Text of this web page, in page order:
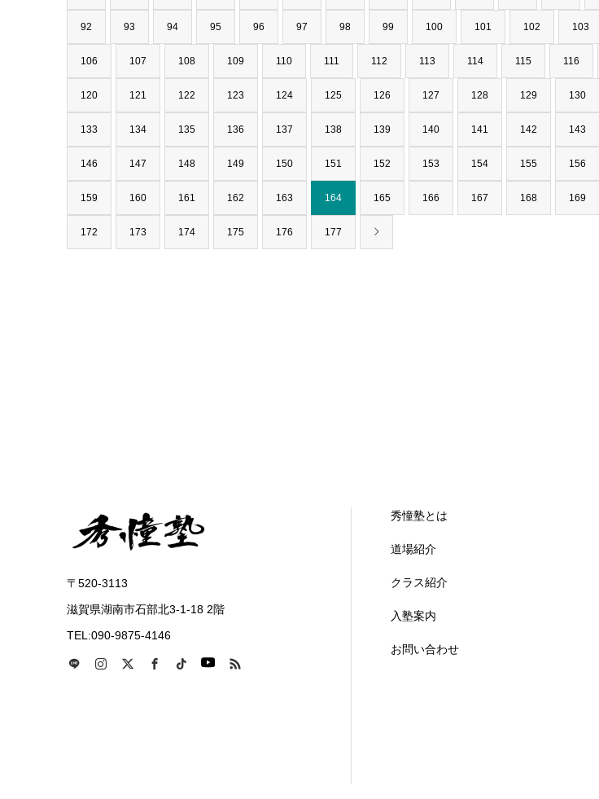
92 93 94 95 96 97 98 99 100 101 102 103
106 107 108 109 110 111 112 113 114 115 116
120 121 122 123 124 125 126 127 128 129 130
133 134 135 136 137 138 139 140 141 142 143
146 147 148 149 150 151 152 153 154 155 156
159 160 161 162 163 164 165 166 167 168 169
172 173 174 175 176 177
〒520-3113
滋賀県湖南市石部北3-1-18 2階
TEL:090-9875-4146
秀憧塾とは
道場紹介
クラス紹介
入塾案内
お問い合わせ